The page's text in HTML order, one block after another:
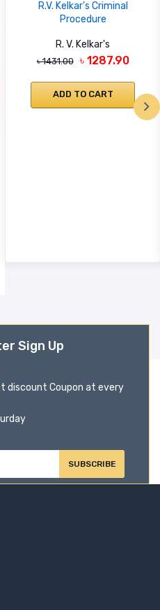
R.V. Kelkar's Criminal
Procedure
R. V. Kelkar's
৳ 1431.00 ৳ 1287.90
ADD TO CART
Sign Up
discount Coupon at every
SUBSCRIBE